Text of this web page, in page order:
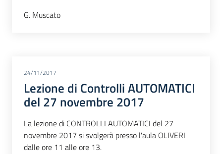
G. Muscato
24/11/2017
Lezione di Controlli AUTOMATICI
del 27 novembre 2017
La lezione di CONTROLLI AUTOMATICI del 27
novembre 2017 si svolgerà presso l'aula OLIVERI
dalle ore 11 alle ore 13.